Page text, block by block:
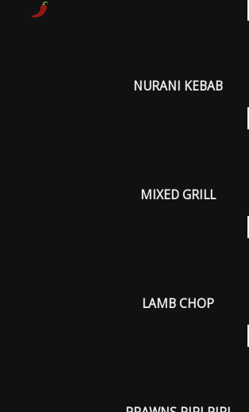
NURANI KEBAB
MIXED GRILL
LAMB CHOP